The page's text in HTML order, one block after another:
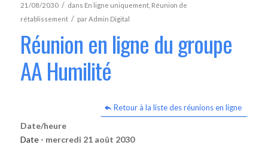
21/08/2030 / dans En ligne uniquement, Réunion de
rétablissement / parAdmin Digital
Réunion en ligne du groupe
AA Humilité
Retour à la liste des réunions en ligne
Date/heure
Date - mercredi 21 août 2030